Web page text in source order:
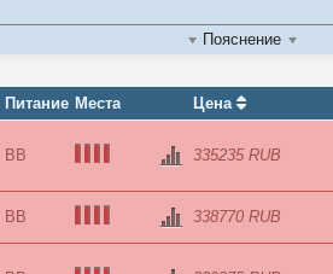
Пояснение
Питание Места Цена
BB 335235 RUB
BB 338770 RUB